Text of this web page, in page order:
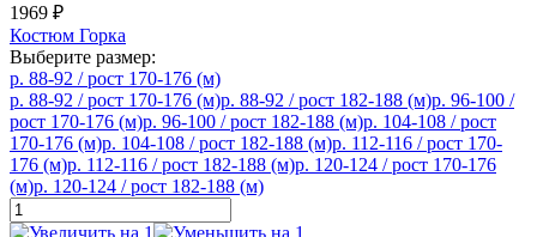
1969 ₽
Костюм Горка
Выберите размер:
р. 88-92 / рост 170-176 (м)
р. 88-92 / рост 170-176 (м)р. 88-92 / рост 182-188 (м)р. 96-100 /
рост 170-176 (м)р. 96-100 / рост 182-188 (м)р. 104-108 / рост
170-176 (м)р. 104-108 / рост 182-188 (м)р. 112-116 / рост 170-
176 (м)р. 112-116 / рост 182-188 (м)р. 120-124 / рост 170-176
(м)р. 120-124 / рост 182-188 (м)